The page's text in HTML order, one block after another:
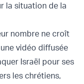
la situation de la
nombre ne croît
vidéo diffusée
Israël pour ses
les chrétiens,